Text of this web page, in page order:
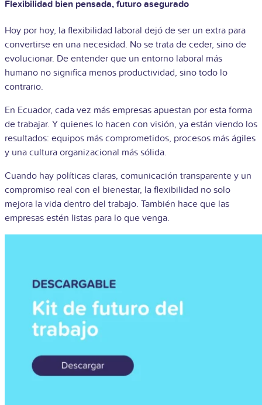
Flexibilidad bien pensada, futuro asegurado
Hoy por hoy, la flexibilidad laboral dejó de ser un extra para
convertirse en una necesidad. No se trata de ceder, sino de
evolucionar. De entender que un entorno laboral más
humano no significa menos productividad, sino todo lo
contrario.
En Ecuador, cada vez más empresas apuestan por esta forma
de trabajar. Y quienes lo hacen con visión, ya están viendo los
resultados: equipos más comprometidos, procesos más ágiles
y una cultura organizacional más sólida.
Cuando hay políticas claras, comunicación transparente y un
compromiso real con el bienestar, la flexibilidad no solo
mejora la vida dentro del trabajo. También hace que las
empresas estén listas para lo que venga.